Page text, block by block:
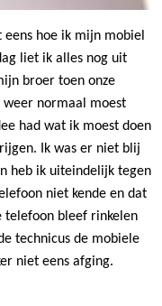
hoe ik mijn mobiel
liet ik alles nog uit
broer toen onze
normaal moest
had wat ik moest doen
Ik was er niet blij
heb ik uiteindelijk tegen
niet kende en dat
telefoon bleef rinkelen
technicus de mobiele
niet eens afging.